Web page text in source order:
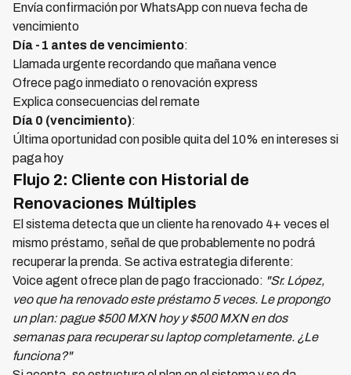
Envía confirmación por WhatsApp con nueva fecha de
vencimiento
Día -1 antes de vencimiento:
Llamada urgente recordando que mañana vence
Ofrece pago inmediato o renovación express
Explica consecuencias del remate
Día 0 (vencimiento):
Última oportunidad con posible quita del 10% en intereses si
paga hoy
Flujo 2: Cliente con Historial de
Renovaciones Múltiples
El sistema detecta que un cliente ha renovado 4+ veces el
mismo préstamo, señal de que probablemente no podrá
recuperar la prenda. Se activa estrategia diferente:
Voice agent ofrece plan de pago fraccionado: "Sr. López,
veo que ha renovado este préstamo 5 veces. Le propongo
un plan: pague $500 MXN hoy y $500 MXN en dos
semanas para recuperar su laptop completamente. ¿Le
funciona?"